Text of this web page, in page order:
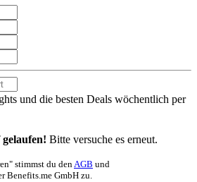
und die besten Deals wöchentlich per
Bitte versuche es erneut.
stimmst du denAGB und
Benefits.me GmbH zu.